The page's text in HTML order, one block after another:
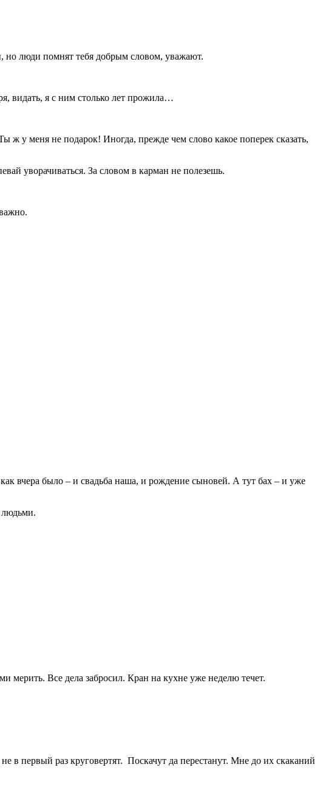
но люди помнят тебя добрым словом, уважают.
видать, я с ним столько лет прожила…
у меня не подарок! Иногда, прежде чем слово какое поперек сказать,
уворачиваться. За словом в карман не полезешь.
вчера было – и свадьба наша, и рождение сыновей. А тут бах – и уже
людьми.
мерить. Все дела забросил. Кран на кухне уже неделю течет.
в первый раз круговертят. Поскачут да перестанут. Мне до их скаканий